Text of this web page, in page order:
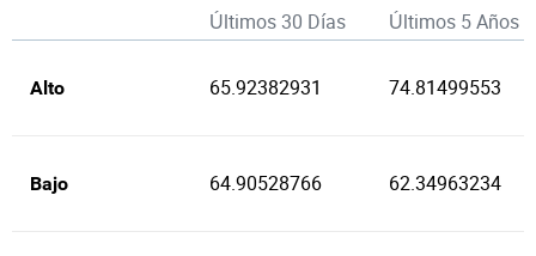
Últimos 30 Días Últimos 5 Años
Alto 65.92382931 74.81499553
Bajo 64.90528766 62.34963234